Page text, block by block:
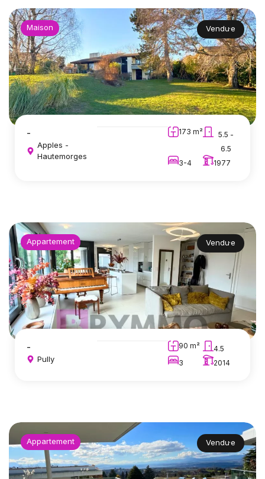
Maison Vendu·e
-
Apples -
Hautemorges
173 m²
5.5 -
6.5
3-4
1977
Appartement Vendu·e
-
Pully
90 m²
4.5
3
2014
Appartement Vendu·e